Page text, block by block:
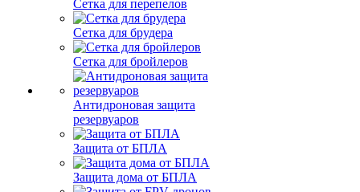
Сетка для перепелов
Сетка для брудера
Сетка для бройлеров
Антидроновая защита
резервуаров
Защита от БПЛА
Защита дома от БПЛА